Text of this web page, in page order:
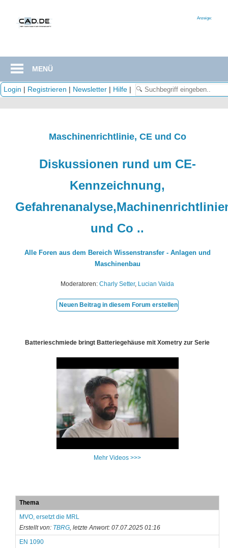
Anzeige:
MENÜ
Login | Registrieren | Newsletter | Hilfe |
Maschinenrichtlinie, CE und Co
Diskussionen rund um CE-
Kennzeichnung,
und Co ..
Alle Foren aus dem Bereich Wissenstransfer - Anlagen und
Maschinenbau
Moderatoren: Charly Setter, Lucian Vaida
Neuen Beitrag in diesem Forum erstellen
Batterieschmiede bringt Batteriegehäuse mit Xometry zur Serie
Mehr Videos >>>
Thema
MVO, ersetzt die MRL
Erstellt von: TBRG, letzte Anwort: 07.07.2025 01:16
EN 1090